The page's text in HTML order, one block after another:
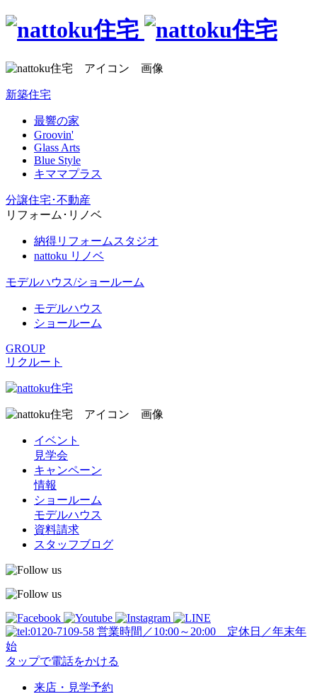
新築住宅
最響の家
Groovin'
Glass Arts
Blue Style
キママプラス
分譲住宅･不動産
リフォーム･リノベ
納得リフォームスタジオ
nattoku リノベ
モデルハウス/ショールーム
モデルハウス
ショールーム
GROUP
リクルート
イベント
見学会
キャンペーン
情報
ショールーム
モデルハウス
資料請求
スタッフブログ
営業時間／10:00～20:00 定休日／年末年
始
タップで電話をかける
来店・見学予約